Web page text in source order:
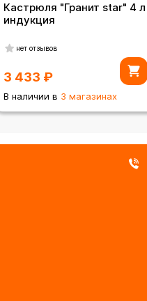
Кастрюля "Гранит star" 4 л
индукция
нет отзывов
3 433 ₽
В наличии в 3 магазинах